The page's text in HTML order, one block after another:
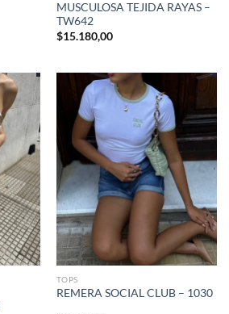
MUSCULOSA TEJIDA RAYAS –
TW642
$15.180,00
TOPS
REMERA SOCIAL CLUB – 1030